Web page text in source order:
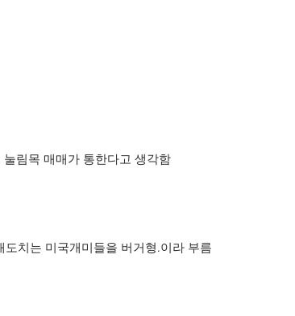
림목 매매가 통한다고 생각함
치는 미국개미들을 버거형.이라 부름